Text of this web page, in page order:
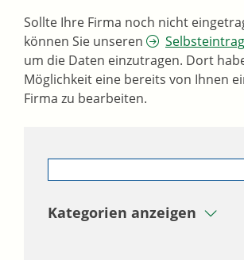
Sollte Ihre Firma noch nicht
können Sie unseren
Selbsteintrag
um die Daten einzutragen. Dort
Möglichkeit eine bereits von Ihnen
Firma zu bearbeiten.
Kategorien anzeigen